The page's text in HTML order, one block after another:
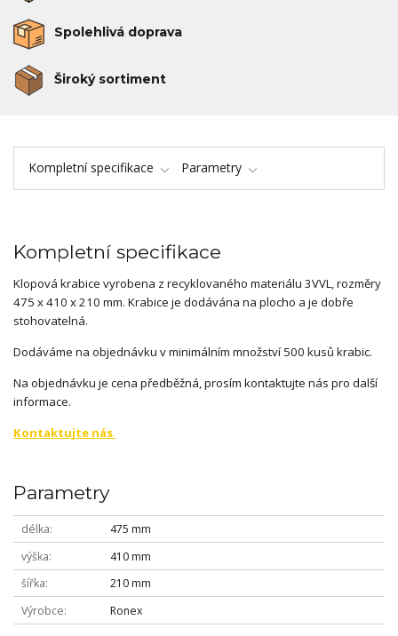
Spolehlivá doprava
Široký sortiment
Kompletní specifikace Parametry
Kompletní specifikace
Klopová krabice vyrobena z recyklovaného materiálu 3VVL, rozměry
475 x 410 x 210 mm. Krabice je dodávána na plocho a je dobře
stohovatelná.
Dodáváme na objednávku v minimálním množství 500 kusů krabic.
Na objednávku je cena předběžná, prosím kontaktujte nás pro další
informace.
Kontaktujte nás.
Parametry
délka
475 mm
výška
410 mm
šířka
210 mm
Výrobce
Ronex